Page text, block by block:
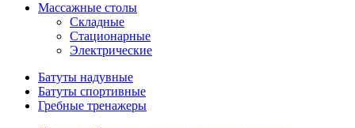
Массажные столы
Складные
Стационарные
Электрические
Батуты надувные
Батуты спортивные
Гребные тренажеры